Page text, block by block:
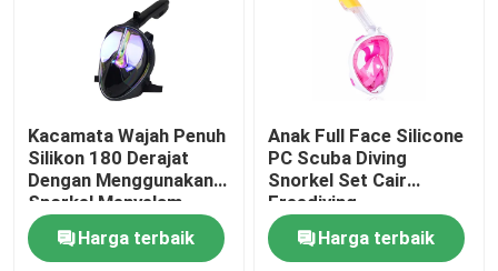
Kacamata Wajah Penuh
Silikon 180 Derajat
Dengan Menggunakan
Snorkel Menyelam
Harga terbaik
Anak Full Face Silicone
PC Scuba Diving
Snorkel Set Cair
Freediving
Harga terbaik